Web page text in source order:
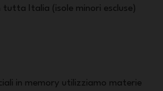
tutta Italia (isole minori escluse)
in memory utilizziamo materie